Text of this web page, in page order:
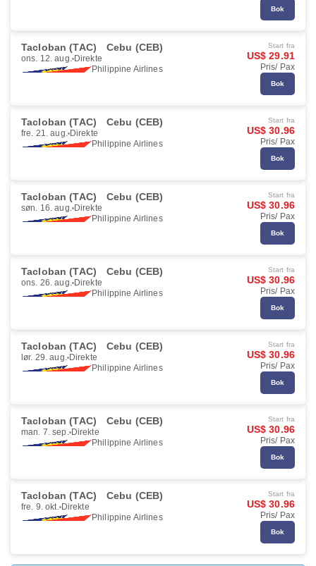
Bok
Tacloban (TAC) Cebu (CEB)
ons. 12. aug. Direkte
Philippine Airlines
Start fra
US$ 29.91
Pris/ Pax
Bok
Tacloban (TAC) Cebu (CEB)
fre. 21. aug. Direkte
Philippine Airlines
Start fra
US$ 30.96
Pris/ Pax
Bok
Tacloban (TAC) Cebu (CEB)
søn. 16. aug. Direkte
Philippine Airlines
Start fra
US$ 30.96
Pris/ Pax
Bok
Tacloban (TAC) Cebu (CEB)
ons. 26. aug. Direkte
Philippine Airlines
Start fra
US$ 30.96
Pris/ Pax
Bok
Tacloban (TAC) Cebu (CEB)
lør. 29. aug. Direkte
Philippine Airlines
Start fra
US$ 30.96
Pris/ Pax
Bok
Tacloban (TAC) Cebu (CEB)
man. 7. sep. Direkte
Philippine Airlines
Start fra
US$ 30.96
Pris/ Pax
Bok
Tacloban (TAC) Cebu (CEB)
fre. 9. okt. Direkte
Philippine Airlines
Start fra
US$ 30.96
Pris/ Pax
Bok